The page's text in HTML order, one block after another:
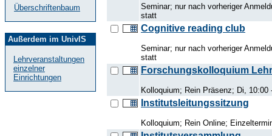
Überschriftenbaum
Außerdem im UnivIS
Lehrveranstaltungen
einzelner
Einrichtungen
Seminar; nur nach vorheriger
statt
Cognitive reading club
Seminar; nur nach vorheriger
statt
Forschungskolloquium
Kolloquium; Rein Präsenz; Di,
Institutsleitungssitzung
Kolloquium; Rein Online;